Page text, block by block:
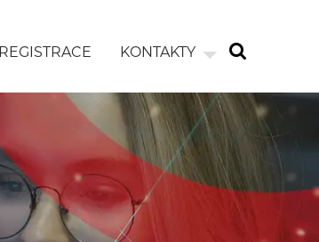
REGISTRACE KONTAKTY